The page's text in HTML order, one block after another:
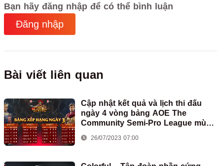
Bạn hãy đăng nhập để có thể bình luận
Đăng nhập
Bài viết liên quan
Cập nhật kết quả và lịch thi đấu
ngày 4 vòng bảng AOE The
Community Semi-Pro League mùa
2
26/07/2023 07:00